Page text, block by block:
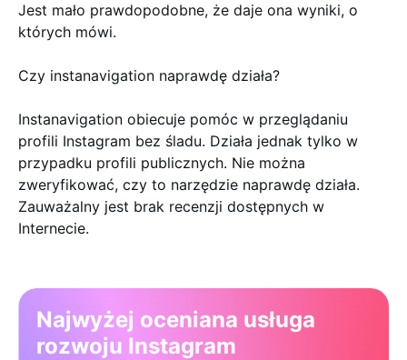
Jest mało prawdopodobne, że daje ona wyniki, o
których mówi.
Czy instanavigation naprawdę działa?
Instanavigation obiecuje pomóc w przeglądaniu
profili Instagram bez śladu. Działa jednak tylko w
przypadku profili publicznych. Nie można
zweryfikować, czy to narzędzie naprawdę działa.
Zauważalny jest brak recenzji dostępnych w
Internecie.
Najwyżej oceniana usługa
rozwoju Instagram